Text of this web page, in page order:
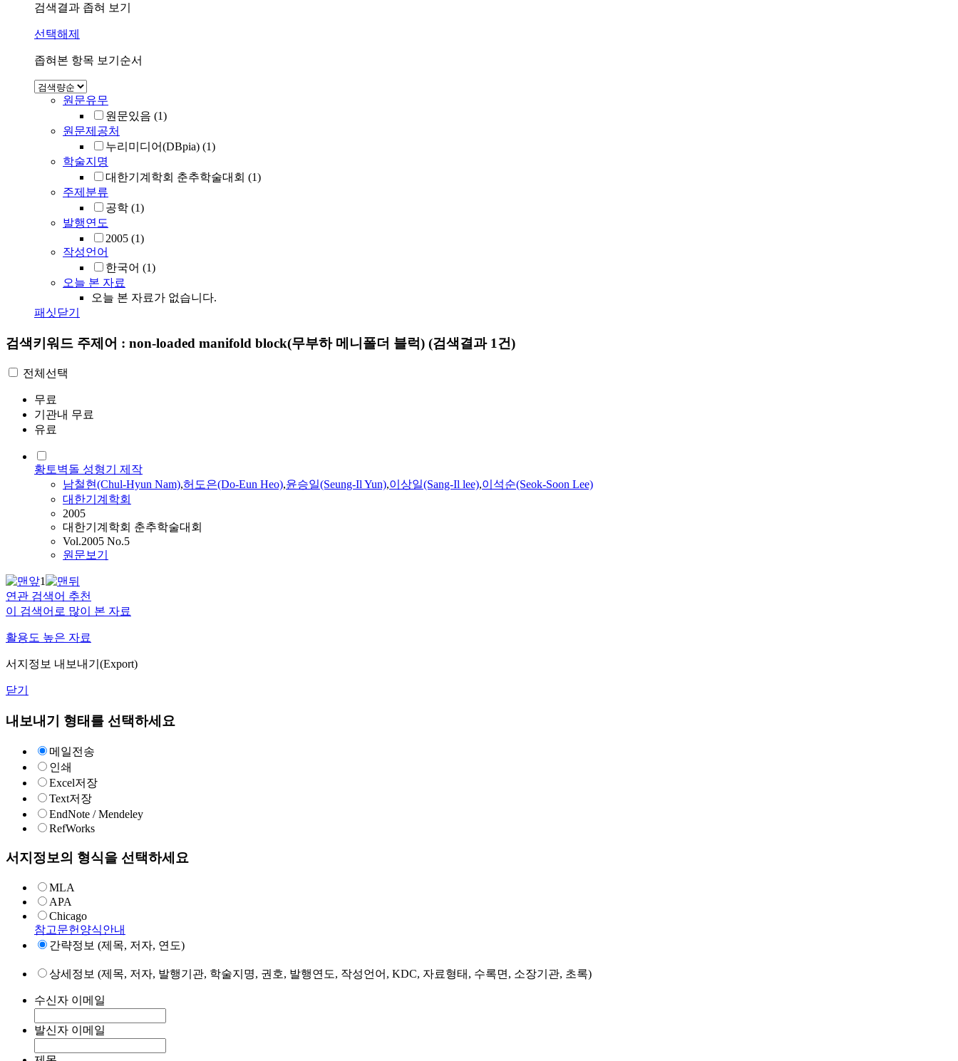
검색결과 좁혀 보기
선택해제
좁혀본 항목 보기순서
원문유무
원문있음 (1)
원문제공처
누리미디어(DBpia) (1)
학술지명
대한기계학회 춘추학술대회 (1)
주제분류
공학 (1)
발행연도
2005 (1)
작성언어
한국어 (1)
오늘 본 자료
오늘 본 자료가 없습니다.
패싯닫기
검색키워드 주제어 : non-loaded manifold block(무부하 메니폴더 블럭) (검색결과 1건)
전체선택
무료
기관내 무료
유료
황토벽돌 성형기 제작
남철현(Chul-Hyun Nam),허도은(Do-Eun Heo),윤승일(Seung-Il Yun),이상일(Sang-Il lee),이석순(Seok-Soon Lee)
대한기계학회
2005
대한기계학회 춘추학술대회
Vol.2005 No.5
원문보기
1
연관 검색어 추천
이 검색어로 많이 본 자료
활용도 높은 자료
서지정보 내보내기(Export)
닫기
내보내기 형태를 선택하세요
메일전송
인쇄
Excel저장
Text저장
EndNote / Mendeley
RefWorks
서지정보의 형식을 선택하세요
MLA
APA
Chicago
참고문헌양식안내
간략정보 (제목, 저자, 연도)
상세정보 (제목, 저자, 발행기관, 학술지명, 권호, 발행연도, 작성언어, KDC, 자료형태, 수록면, 소장기관, 초록)
수신자 이메일
발신자 이메일